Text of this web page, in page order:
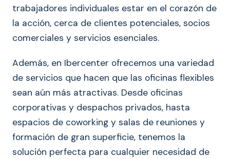
trabajadores individuales estar en el corazón de
la acción, cerca de clientes potenciales, socios
comerciales y servicios esenciales.
Además, en Ibercenter ofrecemos una variedad
de servicios que hacen que las oficinas flexibles
sean aún más atractivas. Desde oficinas
corporativas y despachos privados, hasta
espacios de coworking y salas de reuniones y
formación de gran superficie, tenemos la
solución perfecta para cualquier necesidad de